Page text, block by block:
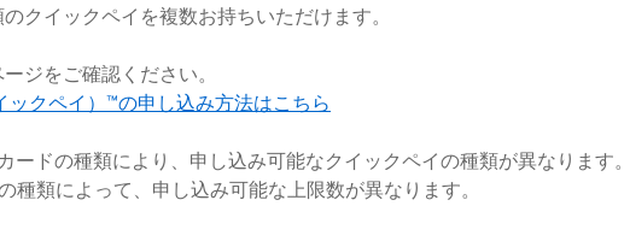
クイックペイを複数お持ちいただけます。
ジをご確認ください。
ックペイ）™の申し込み方法はこちら
ードの種類により、申し込み可能なクイックペイの種類が異なります
種類によって、申し込み可能な上限数が異なります。